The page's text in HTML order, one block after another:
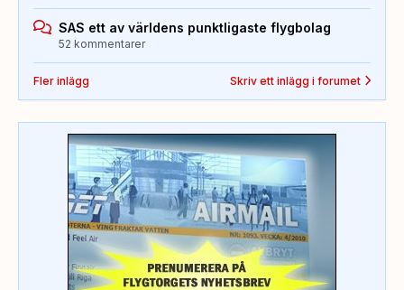
SAS ett av världens punktligaste flygbolag
52 kommentarer
Fler inlägg Skriv ett inlägg i forumet